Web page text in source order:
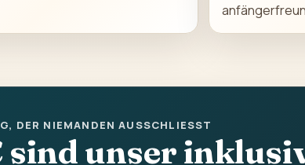
DER NIEMANDEN AUSSCHLIESST
sind unser